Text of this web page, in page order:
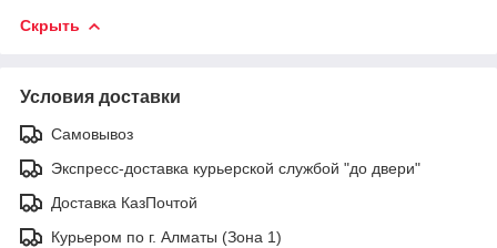
Скрыть
Условия доставки
Самовывоз
Экспресс-доставка курьерской службой "до двери"
Доставка КазПочтой
Курьером по г. Алматы (Зона 1)